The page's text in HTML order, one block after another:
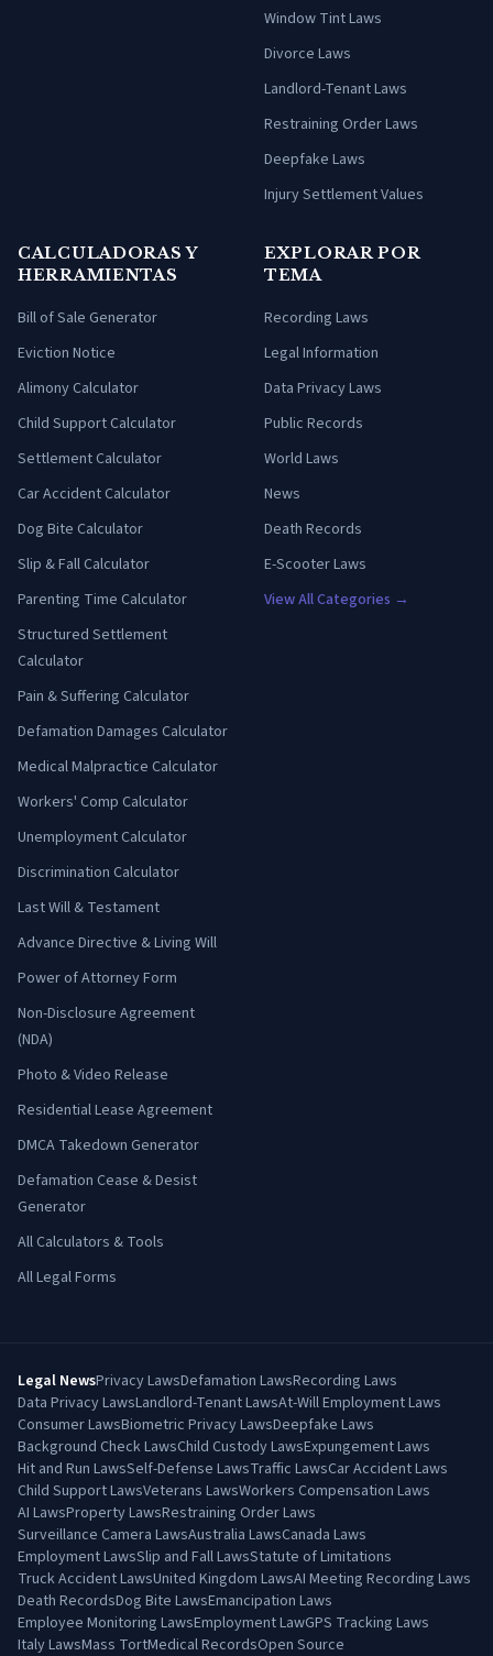
Window Tint Laws
Divorce Laws
Landlord-Tenant Laws
Restraining Order Laws
Deepfake Laws
Injury Settlement Values
CALCULADORAS Y
HERRAMIENTAS
Bill of Sale Generator
Eviction Notice
Alimony Calculator
Child Support Calculator
Settlement Calculator
Car Accident Calculator
Dog Bite Calculator
Slip & Fall Calculator
Parenting Time Calculator
Structured Settlement
Calculator
Pain & Suffering Calculator
Defamation Damages Calculator
Medical Malpractice Calculator
Workers' Comp Calculator
Unemployment Calculator
Discrimination Calculator
Last Will & Testament
Advance Directive & Living Will
Power of Attorney Form
Non-Disclosure Agreement
(NDA)
Photo & Video Release
Residential Lease Agreement
DMCA Takedown Generator
Defamation Cease & Desist
Generator
All Calculators & Tools
All Legal Forms
EXPLORAR POR
TEMA
Recording Laws
Legal Information
Data Privacy Laws
Public Records
World Laws
News
Death Records
E-Scooter Laws
View All Categories →
Legal NewsPrivacy LawsDefamation LawsRecording Laws
Data Privacy LawsLandlord-Tenant LawsAt-Will Employment Laws
Consumer LawsBiometric Privacy LawsDeepfake Laws
Background Check LawsChild Custody LawsExpungement Laws
Hit and Run LawsSelf-Defense LawsTraffic LawsCar Accident Laws
Child Support LawsVeterans LawsWorkers Compensation Laws
AI LawsProperty LawsRestraining Order Laws
Surveillance Camera LawsAustralia LawsCanada Laws
Employment LawsSlip and Fall LawsStatute of Limitations
Truck Accident LawsUnited Kingdom LawsAI Meeting Recording Laws
Death RecordsDog Bite LawsEmancipation Laws
Employee Monitoring LawsEmployment LawGPS Tracking Laws
Italy LawsMass TortMedical RecordsOpen Source